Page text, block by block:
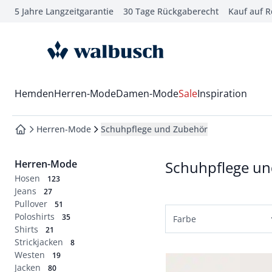
springen
springen
springen
5 Jahre Langzeitgarantie 30 Tage Rückgaberecht Kauf auf
zur Startseite
Wechsel in das Menü mit Pfeil-Runter Taste
HemdenHerren-ModeDamen-ModeSaleInspiration
zur Startseite
Herren-Mode Schuhpflege und Zubehör
Herren-Mode
Hosen 123
Jeans 27
Pullover 51
Poloshirts 35
Shirts 21
Strickjacken 8
Westen 19
Jacken 80
Schuhpflege
Farbe